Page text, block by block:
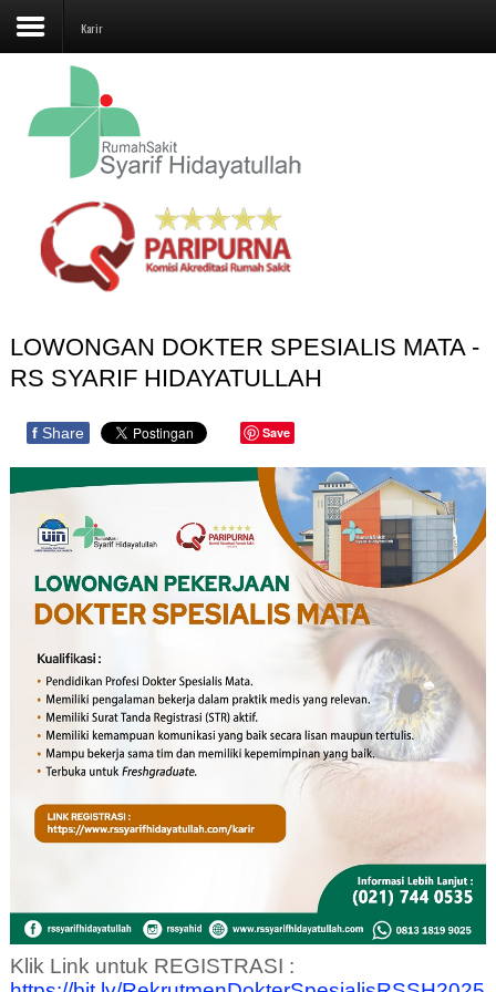
Beranda
Layanan
Unit Penunjang
Jadwal Dokter
Promo
Galeri
Kontak Kami
Karir
PENDAFTARAN ONLINE
Karir
LOWONGAN DOKTER SPESIALIS MATA -
RS SYARIF HIDAYATULLAH
f Share Save
Klik Link untuk REGISTRASI :